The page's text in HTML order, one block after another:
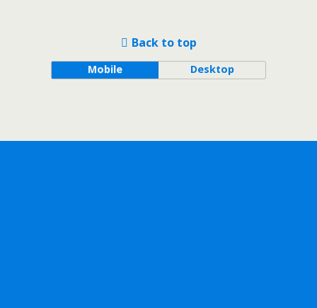
Back to top
Mobile Desktop